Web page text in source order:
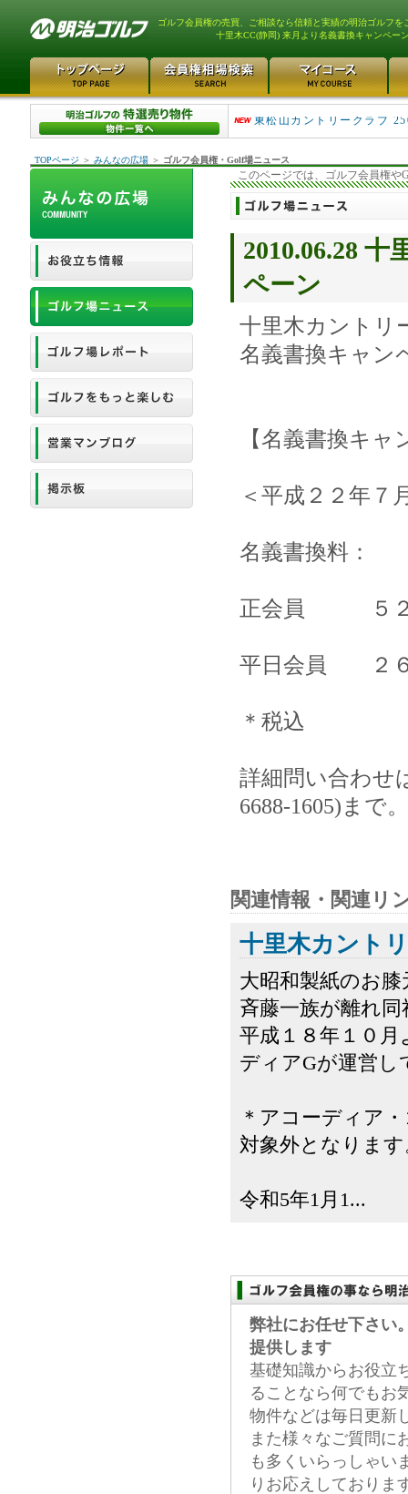
ゴルフ会員権の売買、ご相談なら信頼と実績の明治ゴルフを
十里木CC(静岡) 来月より名義書換キャンペー
平塚富士見カントリーク
東松山カントリークラブ
TOPページ ＞ みんなの広場 ＞ ゴルフ会員権・Golf場ニュース
このページでは、ゴルフ会員権や
2010.06.28
ペーン
十里木カントリ
名義書換キャン
【名義書換キャ
＜平成２２年７
名義書換料：
正会員 ５２
平日会員 ２６
＊税込
詳細問い合わせ
6688-1605)まで。
関連情報・関連リ
十里木カント
大昭和製紙のお
斉藤一族が離れ
平成１８年１０
ディアGが運営し
＊アコーディア
対象外となりま
令和5年1月1...
弊社にお任せ下さい
提供します
基礎知識からお役立
ることなら何でもお
物件などは毎日更新
また様々なご質問に
も多くいらっしゃい
りお応えしておりま